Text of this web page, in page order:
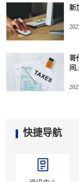
新
哥
间
快捷导航